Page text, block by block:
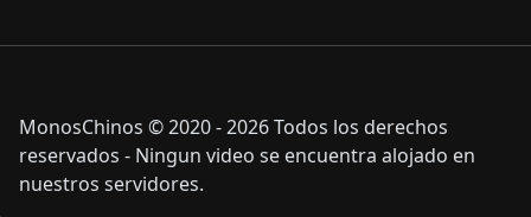
MonosChinos © 2020 - 2026 Todos los derechos
reservados - Ningun video se encuentra alojado en
nuestros servidores.